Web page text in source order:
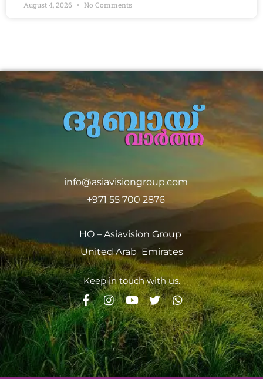
August 4, 2026 No Comments
info@asiavisiongroup.com
+971 55 700 2876
HO – Asiavision Group
United Arab Emirates
Keep in touch with us.